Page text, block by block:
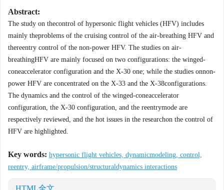
Abstract:
The study on thecontrol of hypersonic flight vehicles (HFV) includes
mainly theproblems of the cruising control of the air-breathing HFV and
thereentry control of the non-power HFV. The studies on air-
breathingHFV are mainly focused on two configurations: the winged-
coneaccelerator configuration and the X-30 one; while the studies onnon-
power HFV are concentrated on the X-33 and the X-38configurations.
The dynamics and the control of the winged-coneaccelerator
configuration, the X-30 configuration, and the reentrymode are
respectively reviewed, and the hot issues in the researchon the control of
HFV are highlighted.
Key words: hypersonic flight vehicles, dynamicmodeling, control,
reentry, airframe/propulsion/structuraldynamics interactions
HTML全文